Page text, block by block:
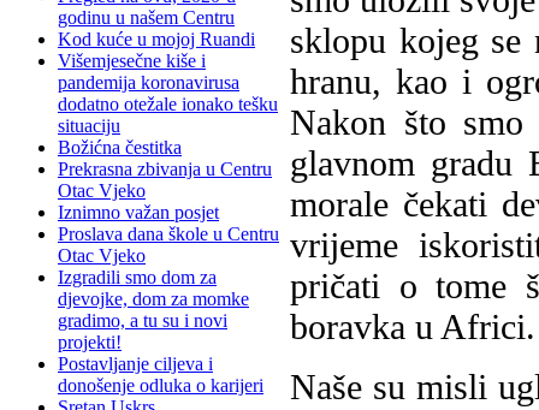
godinu u našem Centru
Kod kuće u mojoj Ruandi
Višemjesečne kiše i
pandemija koronavirusa
dodatno otežale ionako tešku
situaciju
Božićna čestitka
Prekrasna zbivanja u Centru
Otac Vjeko
Iznimno važan posjet
Proslava dana škole u Centru
Otac Vjeko
Izgradili smo dom za
djevojke, dom za momke
gradimo, a tu su i novi
projekti!
Postavljanje ciljeva i
donošenje odluka o karijeri
sklopu kojeg se
hranu, kao i
Nakon što
glavnom gradu
morale čekati
vrijeme
pričati o tome
boravka u
Naše su misli